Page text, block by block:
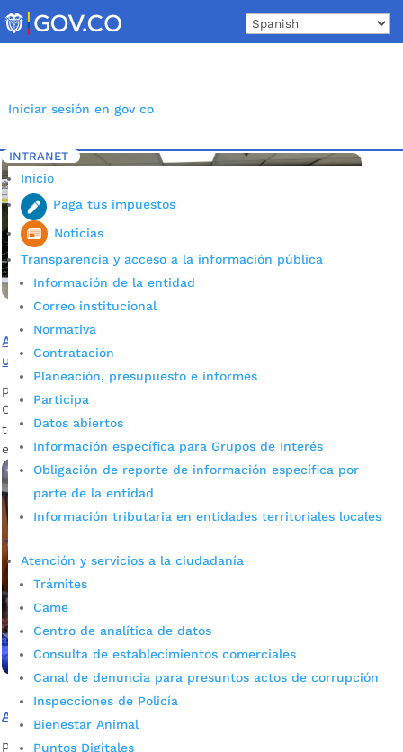
to
content
Iniciar sesión en gov co
INTRANET
Inicio
Paga tus impuestos
Noticias
Transparencia y acceso a la información pública
Información de la entidad
Correo institucional
Normativa
Contratación
Planeación, presupuesto e informes
Participa
Datos abiertos
Información específica para Grupos de Interés
Obligación de reporte de información específica por
parte de la entidad
Información tributaria en entidades territoriales locales
Atención y servicios a la ciudadanía
Trámites
Came
Centro de analítica de datos
Consulta de establecimientos comerciales
Canal de denuncia para presuntos actos de corrupción
Inspecciones de Policía
Bienestar Animal
Puntos Digitales
Inicio 5 Etiqueta: elecciones 2023
Autoridades realizarán seguimiento a las elecciones con
un novedoso modelo tecnológico
por
Conozca en esta nota cómo funciona este modelo
tecnológico y las medidas de seguridad establecidas para las
elecciones regionales del próximo 29 de octubre.
Autoridades fortalecen la transparencia electoral
por Silvia Natalia Fandiño Ardila